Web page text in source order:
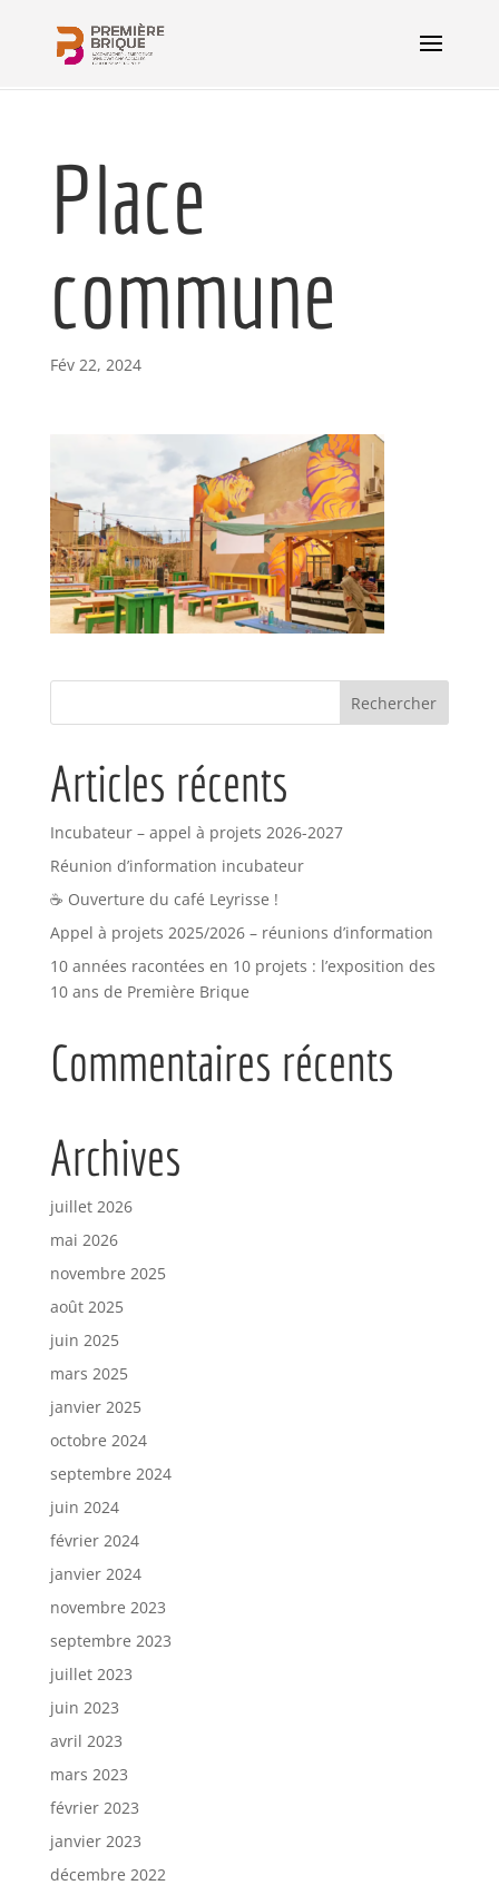
Place
commune
Fév 22, 2024
Articles récents
Incubateur – appel à projets 2026-2027
Réunion d’information incubateur
☕ Ouverture du café Leyrisse !
Appel à projets 2025/2026 – réunions d’information
10 années racontées en 10 projets : l’exposition des
10 ans de Première Brique
Commentaires récents
Archives
juillet 2026
mai 2026
novembre 2025
août 2025
juin 2025
mars 2025
janvier 2025
octobre 2024
septembre 2024
juin 2024
février 2024
janvier 2024
novembre 2023
septembre 2023
juillet 2023
juin 2023
avril 2023
mars 2023
février 2023
janvier 2023
décembre 2022